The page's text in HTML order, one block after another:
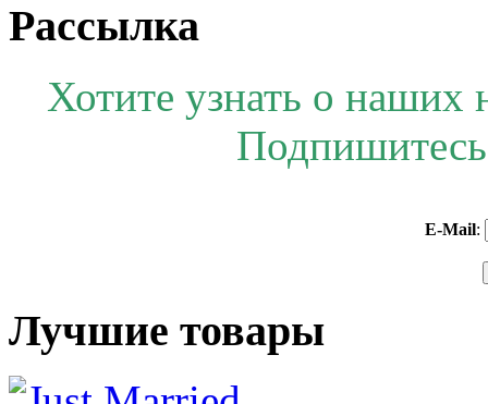
Рассылка
Хотите узнать о наших
E-Mail:
Лучшие товары